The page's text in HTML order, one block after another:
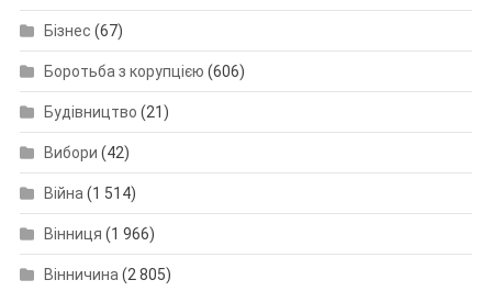
Бізнес (67)
Боротьба з корупцією (606)
Будівництво (21)
Вибори (42)
Війна (1 514)
Вінниця (1 966)
Вінничина (2 805)